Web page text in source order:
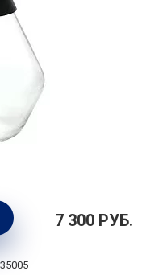
меденного
Kitchen
7 300 РУБ.